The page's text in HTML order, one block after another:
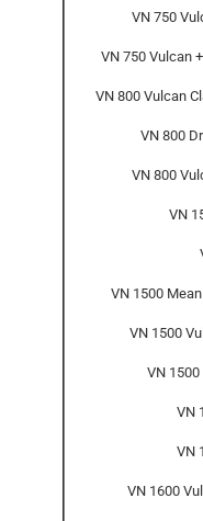
VN 750
VN 750 Vulcan
VN 800 Vulcan
VN 800
VN 800
VN
VN 1500
VN 1500
VN
VN
VN
VN 1600